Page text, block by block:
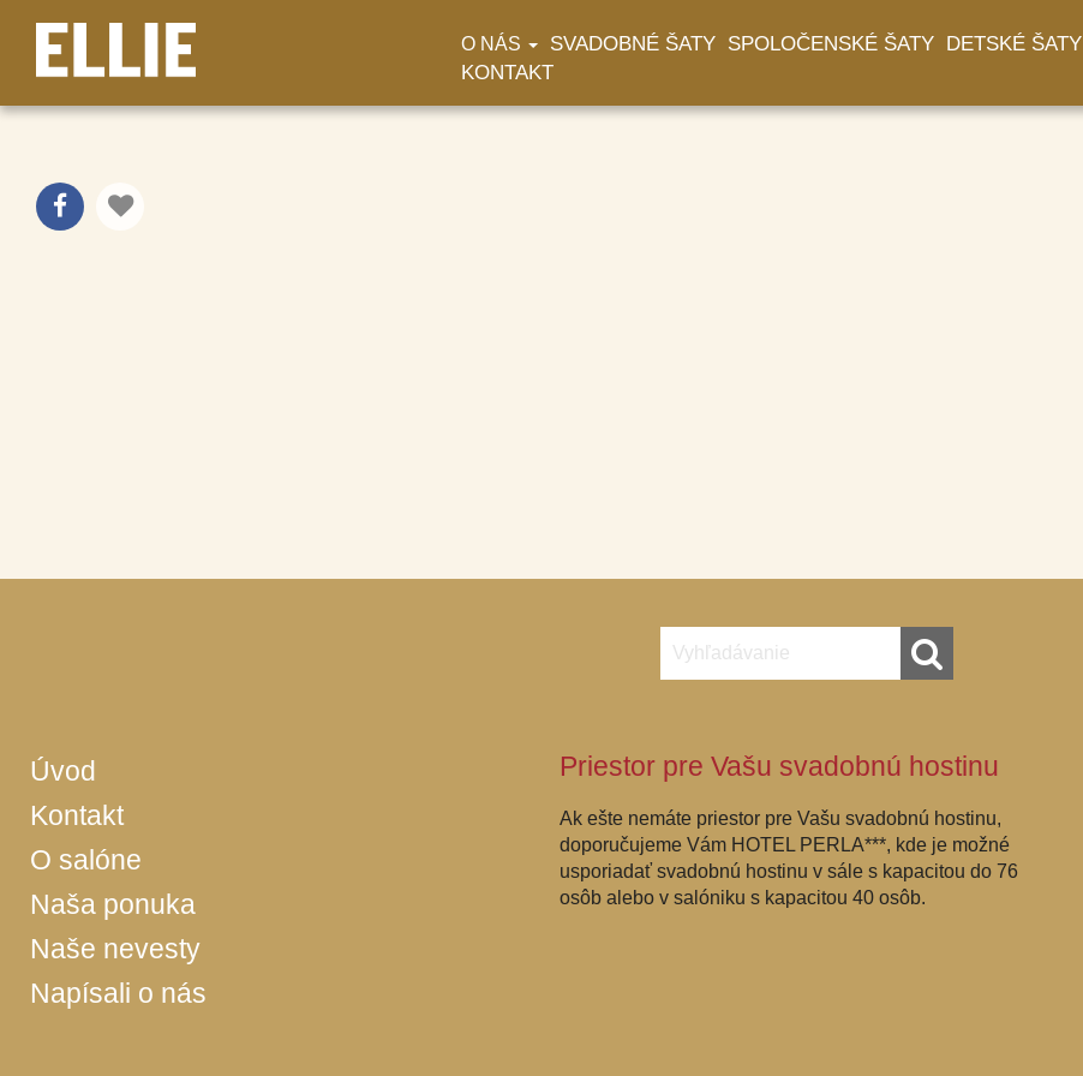
O NÁS SVADOBNÉ ŠATY SPOLOČENSKÉ ŠATY DETSKÉ ŠATY
KONTAKT
Úvod
Kontakt
O salóne
Naša ponuka
Naše nevesty
Napísali o nás
Priestor pre Vašu svadobnú hostinu
Ak ešte nemáte priestor pre Vašu svadobnú hostinu,
doporučujeme Vám HOTEL PERLA***, kde je možné
usporiadať svadobnú hostinu v sále s kapacitou do 76
osôb alebo v salóniku s kapacitou 40 osôb.